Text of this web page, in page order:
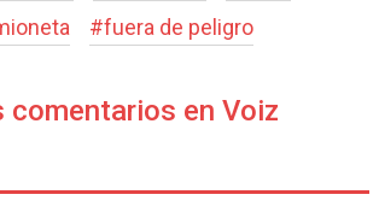
#fuera de peligro
comentarios en Voiz